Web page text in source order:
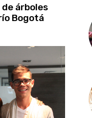
árboles
Bogotá